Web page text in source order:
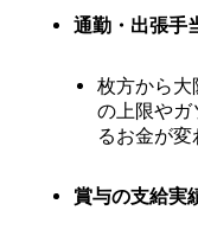
通勤・出張手
枚方から
の上限や
るお金が変
賞与の支給実